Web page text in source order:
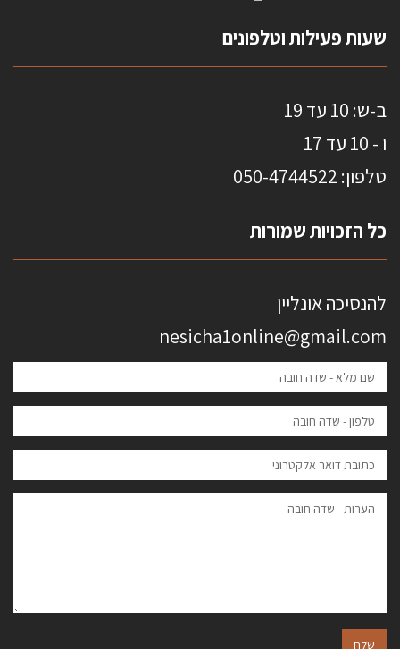
שעות פעילות וטלפונים
ב-ש: 10 עד 19
ו - 10 עד 17
טלפון: 0 50-4744522
כל הזכויות שמורות
להנסיכה אונליין
nesicha1online@gmail.com
שלח